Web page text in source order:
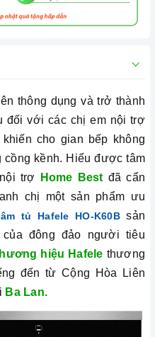
thông dụng và trở thành
đối với các chị em nội trợ
cho gian bếp không
cồng kềnh. Hiểu được tâm
trợ
Home Best đã cẩn
chị một sản phẩm ưu
tủ Hafele HO-K60B sản
đông đảo người tiêu
hiệu Hafele thương
đến từ Cộng Hòa Liên
Ba Lan.